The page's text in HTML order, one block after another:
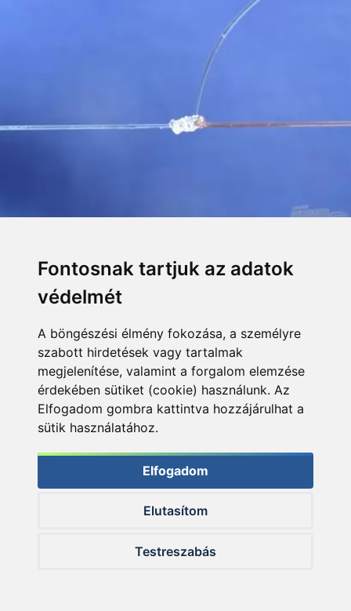
Fontosnak tartjuk az adatok
védelmét
A böngészési élmény fokozása, a személyre
szabott hirdetések vagy tartalmak
megjelenítése, valamint a forgalom elemzése
érdekében sütiket (cookie) használunk. Az
Elfogadom gombra kattintva hozzájárulhat a
sütik használatához.
Elfogadom
Elutasítom
Testreszabás
rendeződnek
A felesleges zsinórdarabokat levágva elkészült a kötés!